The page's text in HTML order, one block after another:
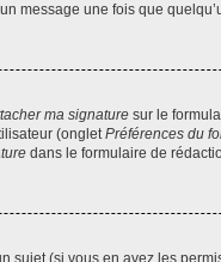
message une fois que
ma signature sur le
(ongletPréférences du
dans le formulaire de
sujet (si vous en avez les